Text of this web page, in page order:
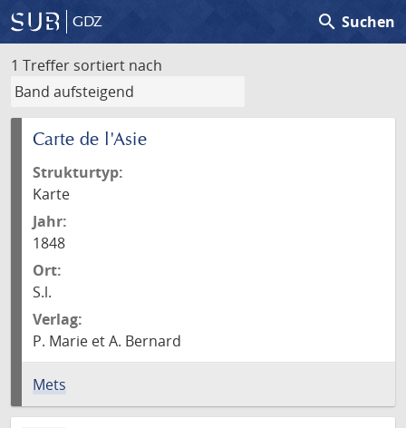
GDZ search Suchen
1 Treffer sortiert nach
Carte de l'Asie
Strukturtyp:
Karte
Jahr:
1848
Ort:
S.l.
Verlag:
P. Marie et A. Bernard
Mets